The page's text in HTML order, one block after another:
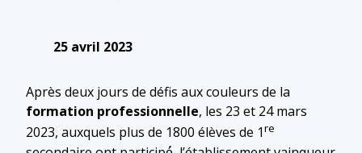
25 avril 2023
Après deux jours de défis aux couleurs de la
formation professionnelle, les 23 et 24 mars
2023, auxquels plus de 1800 élèves de 1re